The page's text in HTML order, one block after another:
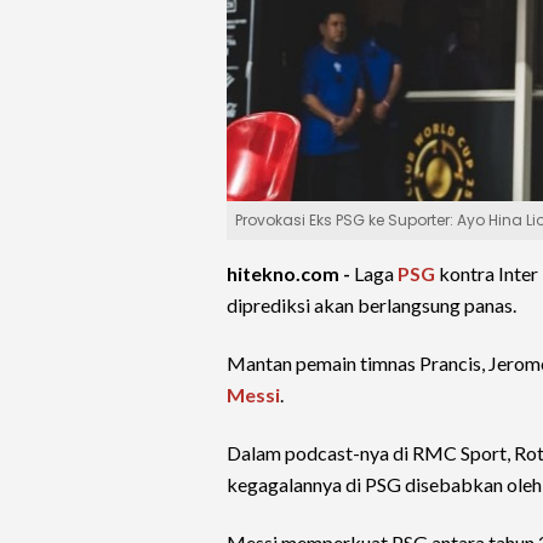
Provokasi Eks PSG ke Suporter: Ayo Hina
hitekno.com - Laga PSG kontra
diprediksi akan berlangsung panas.
Mantan pemain timnas Prancis,
Messi.
Dalam podcast-nya di RMC Sport,
kegagalannya di PSG disebabkan